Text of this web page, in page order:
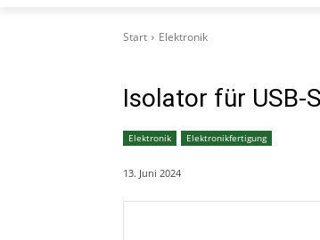
Start Elektronik
Isolator für USB-
Elektronik Elektronikfertigung
13. Juni 2024